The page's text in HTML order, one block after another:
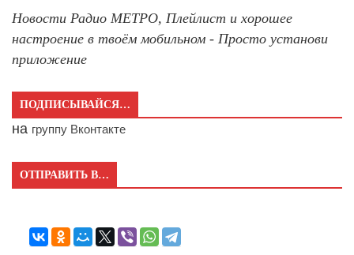
Новости Радио МЕТРО, Плейлист и хорошее
настроение в твоём мобильном - Просто установи
приложение
ПОДПИСЫВАЙСЯ…
на группу Вконтакте
ОТПРАВИТЬ В…